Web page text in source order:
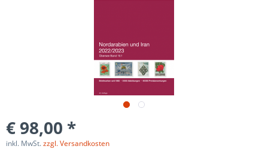
€ 98,00 *
inkl. MwSt.zzgl. Versandkosten